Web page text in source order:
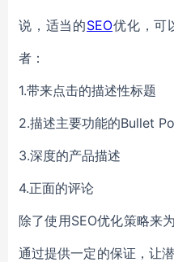
说，适当的SEO优化，可
者 ：
1.带来点击的描述性标题
2.描述主要功能的Bullet
3.深度的产品描述
4.正面的评论
除了使用SEO优化策略来为
通过提供一定的保证，让